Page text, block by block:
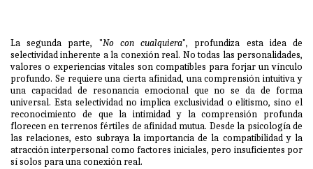
La segunda parte, "No con cualquiera", profundiza esta idea de
selectividad inherente a la conexión real. No todas las personalidades,
valores o experiencias vitales son compatibles para forjar un vínculo
profundo. Se requiere una cierta afinidad, una comprensión intuitiva y
una capacidad de resonancia emocional que no se da de forma
universal. Esta selectividad no implica exclusividad o elitismo, sino el
reconocimiento de que la intimidad y la comprensión profunda
florecen en terrenos fértiles de afinidad mutua. Desde la psicología de
las relaciones, esto subraya la importancia de la compatibilidad y la
atracción interpersonal como factores iniciales, pero insuficientes por
sí solos para una conexión real.